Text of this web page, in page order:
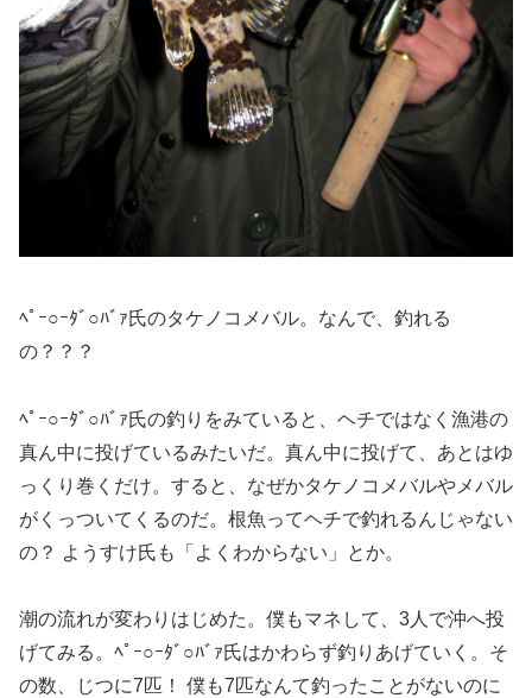
ﾍﾟｰ○ｰﾀﾞ○ﾊﾞｧ氏のタケノコメバル。なんで、釣れる
の？？？
ﾍﾟｰ○ｰﾀﾞ○ﾊﾞｧ氏の釣りをみていると、ヘチではなく漁港の
真ん中に投げているみたいだ。真ん中に投げて、あとはゆ
っくり巻くだけ。すると、なぜかタケノコメバルやメバル
がくっついてくるのだ。根魚ってヘチで釣れるんじゃない
の？ ようすけ氏も「よくわからない」とか。
潮の流れが変わりはじめた。僕もマネして、3人で沖へ投
げてみる。ﾍﾟｰ○ｰﾀﾞ○ﾊﾞｧ氏はかわらず釣りあげていく。そ
の数、じつに7匹！ 僕も7匹なんて釣ったことがないのに